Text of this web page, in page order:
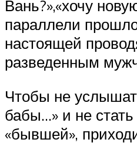
Вань?»,«хочу
параллели
настоящей
разведенным
Чтобы не
бабы…» и не
«бывшей»,